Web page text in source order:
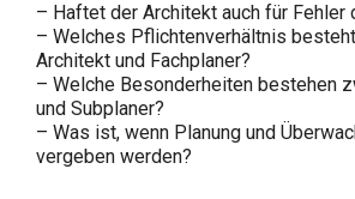
– Haftet der Architekt auch für Fehler
– Welches Pflichtenverhältnis
Architekt und Fachplaner?
– Welche Besonderheiten bestehen
und Subplaner?
– Was ist, wenn Planung und
vergeben werden?